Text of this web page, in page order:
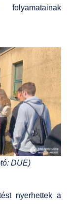
segédlet
KASZK
DUE)
nyerhettek a